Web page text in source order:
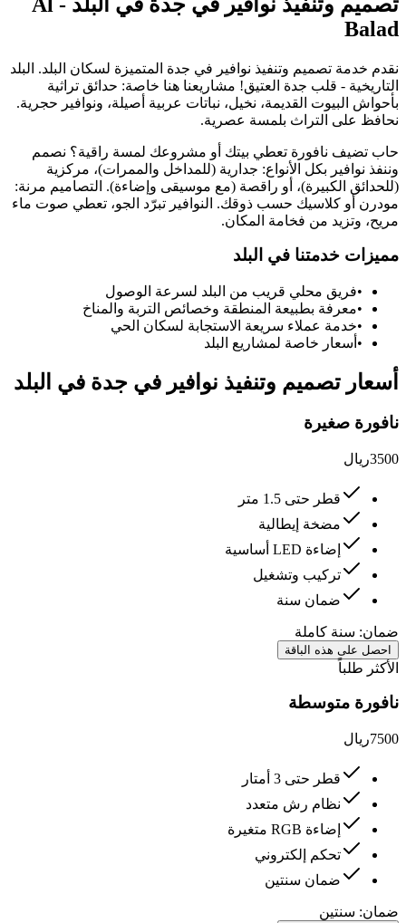
Balad
نقدم خدمة تصميم وتنفيذ نوافير في جدة المتميزة لسكان البلد. البلد
التاريخية - قلب جدة العتيق! مشاريعنا هنا خاصة: حدائق تراثية
بأحواش البيوت القديمة، نخيل، نباتات عربية أصيلة، ونوافير حجرية.
نحافظ على التراث بلمسة عصرية.
حاب تضيف نافورة تعطي بيتك أو مشروعك لمسة راقية؟ نصمم
وننفذ نوافير بكل الأنواع: جدارية (للمداخل والممرات)، مركزية
(للحدائق الكبيرة)، أو راقصة (مع موسيقى وإضاءة). التصاميم مرنة:
مودرن أو كلاسيك حسب ذوقك. النوافير تبرّد الجو، تعطي صوت ماء
مريح، وتزيد من فخامة المكان.
مميزات خدمتنا في البلد
•فريق محلي قريب من البلد لسرعة الوصول
•معرفة بطبيعة المنطقة وخصائص التربة والمناخ
•خدمة عملاء سريعة الاستجابة لسكان الحي
• أسعار خاصة لمشاريع البلد
أسعار تصميم وتنفيذ نوافير في جدة في البلد
نافورة صغيرة
3500ريال
قطر حتى 1.5 متر
مضخة إيطالية
إضاءة LED أساسية
تركيب وتشغيل
ضمان سنة
ضمان: سنة كاملة
احصل على هذه الباقة
الأكثر طلباً
نافورة متوسطة
7500ريال
قطر حتى 3 أمتار
نظام رش متعدد
إضاءة RGB متغيرة
تحكم إلكتروني
ضمان سنتين
ضمان: سنتين